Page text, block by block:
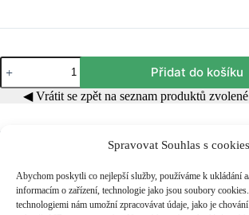
Spravovat Souhlas s cookies
Abychom poskytli co nejlepší služby, používáme k ukládání
informacím o zařízení, technologie jako jsou soubory
technologiemi nám umožní zpracovávat údaje, jako je
Pracovní
stůl
F
Přidat do košíku
◀ Vrátit se zpět na seznam produktů